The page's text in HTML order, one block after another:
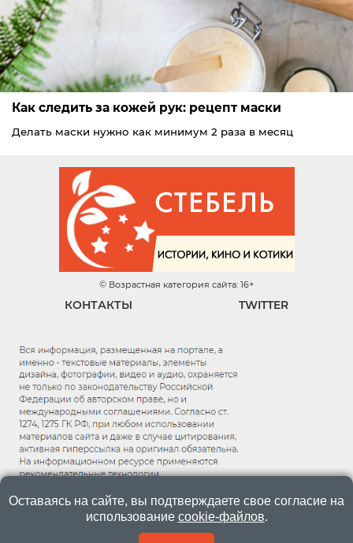
Как следить за кожей рук: рецепт маски
Делать маски нужно как минимум 2 раза в месяц
© Возрастная категория сайта: 16+
КОНТАКТЫ TWITTER
Оставаясь на сайте, вы подтверждаете свое согласие на
использование cookie-файлов.